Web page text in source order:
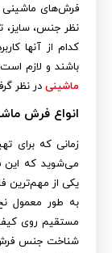
فرش‌های ماشینی
نظر جنس، سایز،
کدام از آنها
باشند و لازم
ماشینی در نظر
انواع فرش
زمانی که برای
می‌شوید که این
یکی از مهم‌ترین
به طور معمول
مستقیم روی
شناخت جنس فرش